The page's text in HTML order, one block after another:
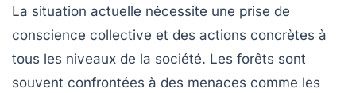
La situation actuelle nécessite une prise de
conscience collective et des actions concrètes à
tous les niveaux de la société. Les forêts sont
souvent confrontées à des menaces comme les